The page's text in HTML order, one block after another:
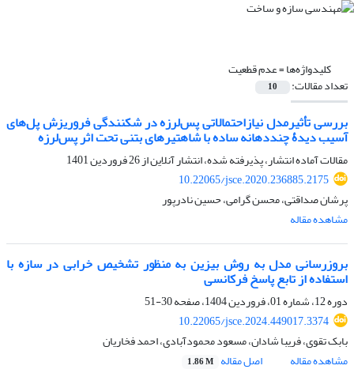
کلیدواژه‌ها =عدم قطعیت
تعداد مقالات: 10
بررسی تأثیرمدل نیازاحتمالاتی پس‌لرزه در شکنندگی فروریزش پل‌های
آسیب دیدۀ چند‌دهانه ساده با شاهتیرهای بتنی تحت اثر پس‌لرزه
مقالات آماده انتشار، پذیرفته شده، انتشار آنلاین از26 فروردین 1401
10.22065/jsce.2020.236885.2175
پرشان صداقتی، محسن گرامی، حسین نادرپور
مشاهده مقاله
بروزرسانی مدل به روش بیزین به منظور تشخیص خرابی در سازه با
استفاده از تابع پاسخ فرکانسی
دوره 12، شماره 01، فروردین 1404، صفحه
30-51
10.22065/jsce.2024.449017.3374
بابک تقوی، فریبا شادان، مسعود محمودآبادی، احمد فخاریان
مشاهده مقاله
اصل مقاله 1.86 M